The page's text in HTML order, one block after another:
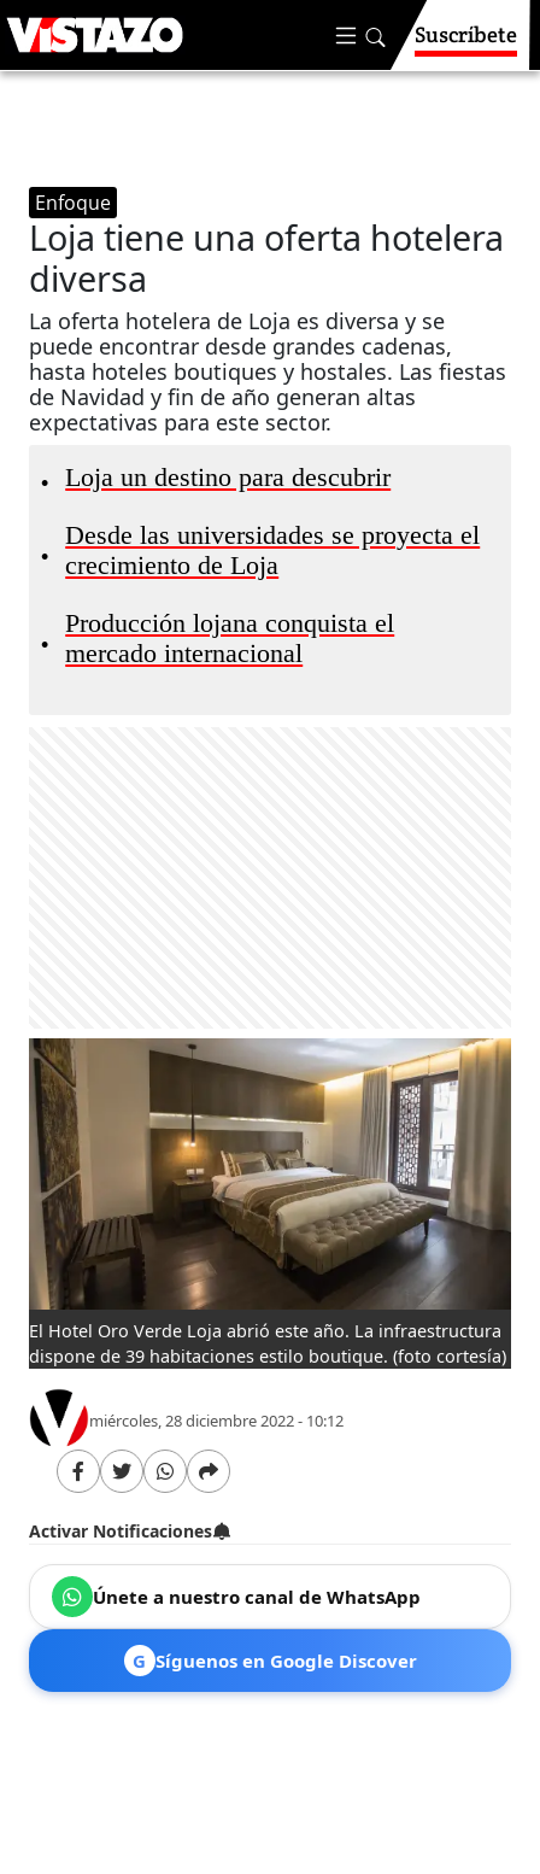
Suscríbete
Enfoque
Loja tiene una oferta hotelera
diversa
La oferta hotelera de Loja es diversa y se
puede encontrar desde grandes cadenas,
hasta hoteles boutiques y hostales. Las fiestas
de Navidad y fin de año generan altas
expectativas para este sector.
• Loja un destino para descubrir
•
Desde las universidades se proyecta el
crecimiento de Loja
•
Producción lojana conquista el
mercado internacional
El Hotel Oro Verde Loja abrió este año. La infraestructura
dispone de 39 habitaciones estilo boutique. (foto cortesía)
miércoles, 28 diciembre 2022 - 10:12
Activar Notificaciones
Únete a nuestro canal de WhatsApp
G Síguenos en Google Discover